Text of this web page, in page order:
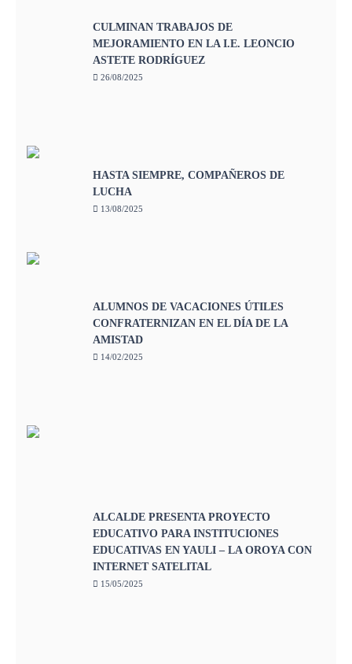
CULMINAN TRABAJOS DE
MEJORAMIENTO EN LA I.E. LEONCIO
ASTETE RODRÍGUEZ
26/08/2025
HASTA SIEMPRE, COMPAÑEROS DE
LUCHA
13/08/2025
ALUMNOS DE VACACIONES ÚTILES
CONFRATERNIZAN EN EL DÍA DE LA
AMISTAD
14/02/2025
ALCALDE PRESENTA PROYECTO
EDUCATIVO PARA INSTITUCIONES
EDUCATIVAS EN YAULI – LA OROYA CON
INTERNET SATELITAL
15/05/2025